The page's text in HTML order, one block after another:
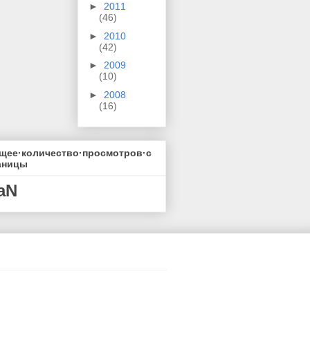
► 2011
(46)
► 2010
(42)
► 2009
(10)
► 2008
(16)